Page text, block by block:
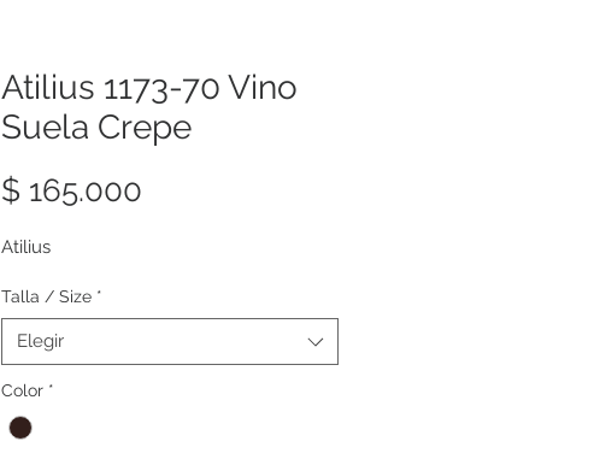
Atilius 1173-70 Vino
Suela Crepe
$ 165.000
Atilius
Talla / Size *
Elegir
Color *